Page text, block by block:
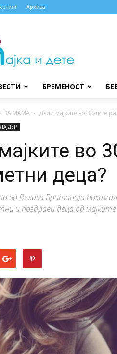
Архива
БРЕМЕНОСТ
ЗА МАМА Дали мајките во 30-тите
во
деца?
во Велика Британија
и поздрави деца од